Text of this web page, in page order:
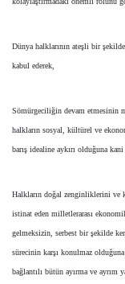
Dünya halklarının ateşli bir
kabul ederek,
Sömürgeciliğin devam etmesinin
halkların sosyal, kültürel ve
barış idealine aykırı olduğuna kani
Halkların doğal zenginliklerini ve
istinat eden milletlerarası
gelmeksizin, serbest bir şekilde
sürecinin karşı konulmaz
bağlantılı bütün ayırma ve ayrım